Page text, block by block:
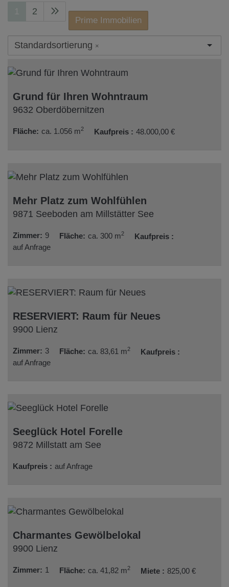
2
Prime Immobilien
Standardsortierung ×
Grund für Ihren Wohntraum
9632 Oberdöbernitzen
Fläche ca. 1.056 m2 Kaufpreis 48.000,00 €
Mehr Platz zum Wohlfühlen
9871 Seeboden am Millstätter See
Zimmer 9 Fläche ca. 300 m2
Kaufpreis
auf Anfrage
RESERVIERT: Raum für Neues
9900 Lienz
Zimmer 3 Fläche ca. 83,61 m2
Kaufpreis
auf Anfrage
Seeglück Hotel Forelle
9872 Millstatt am See
Kaufpreis auf Anfrage
Charmantes Gewölbelokal
9900 Lienz
Zimmer 1 Fläche ca. 41,82 m2 Miete 825,00 €